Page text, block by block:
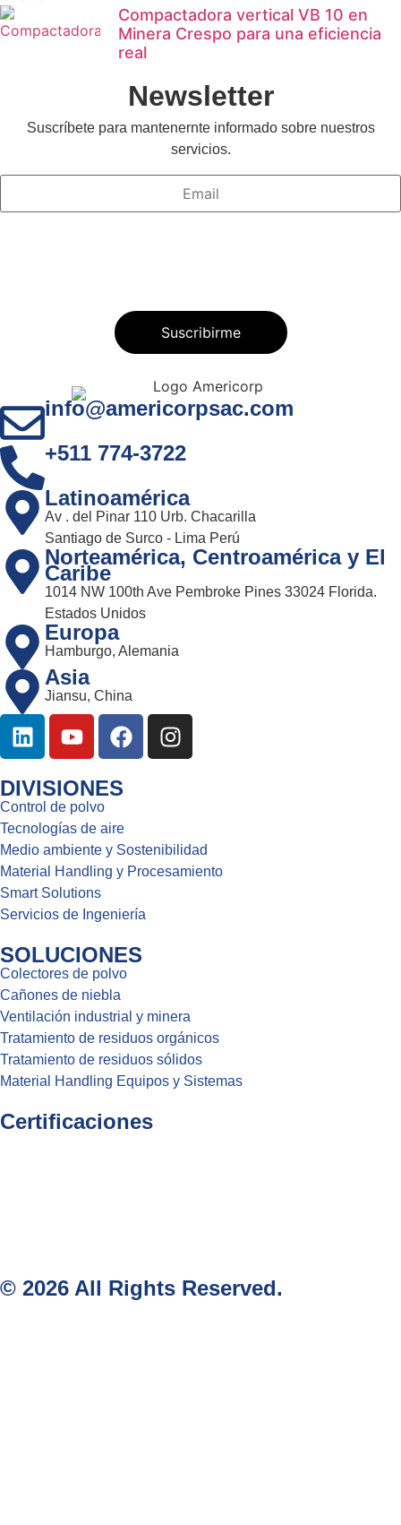
Compactadora vertical VB 10 en
Minera Crespo para una eficiencia
real
Newsletter
Suscríbete para mantenernte informado sobre nuestros
servicios.
info@americorpsac.com
+511 774-3722
Latinoamérica
Av . del Pinar 110 Urb. Chacarilla
Santiago de Surco - Lima Perú
Norteamérica, Centroamérica y El
Caribe
1014 NW 100th Ave Pembroke Pines 33024 Florida.
Estados Unidos
Europa
Hamburgo, Alemania
Asia
Jiansu, China
DIVISIONES
Control de polvo
Tecnologías de aire
Medio ambiente y Sostenibilidad
Material Handling y Procesamiento
Smart Solutions
Servicios de Ingeniería
SOLUCIONES
Colectores de polvo
Cañones de niebla
Ventilación industrial y minera
Tratamiento de residuos orgánicos
Tratamiento de residuos sólidos
Material Handling Equipos y Sistemas
Certificaciones
© 2026 All Rights Reserved.